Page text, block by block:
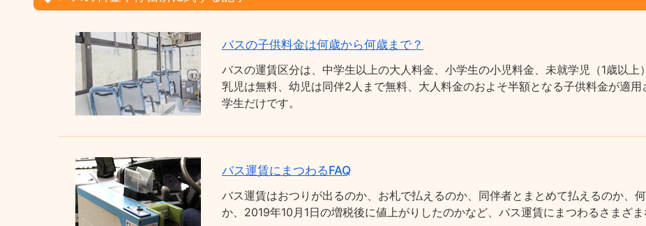
バスの子供料金は何歳から何歳まで？
バスの運賃区分は、中学生以上の大人料金、小学生の小児料金、未就学児（1歳以上
乳児は無料、幼児は同伴2人まで無料、大人料金のおよそ半額となる子供料金が適
学生だけです。
バス運賃にまつわるFAQ
バス運賃はおつりが出るのか、お札で払えるのか、同伴者とまとめて払えるのか、
か、2019年10月1日の増税後に値上がりしたのかなど、バス運賃にまつわるさまざま